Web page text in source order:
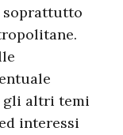
soprattutto
altri temi
interessi